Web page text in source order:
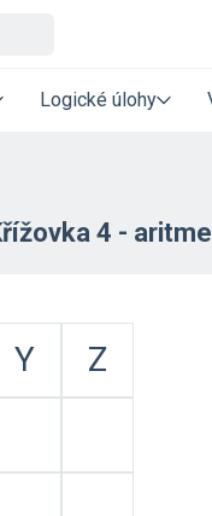
Logické úlohy
4 -
Y
Z